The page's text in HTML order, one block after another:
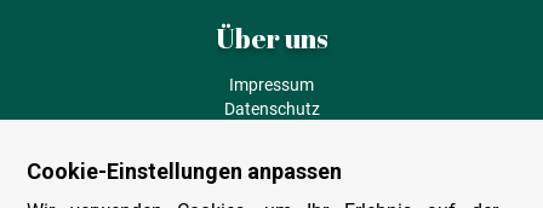
Über uns
Impressum
Datenschutz
Versand und Lieferung
Cookie-Einstellungen anpassen